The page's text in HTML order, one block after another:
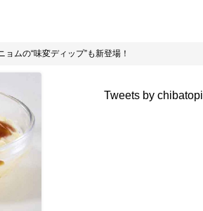
ムの“味変ディップ”も新登場！
Tweets by chibatopi